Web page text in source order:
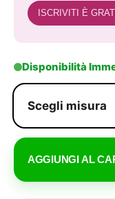
ISCRIVITI È
Disponibilità
Scegli misura
AGGIUNGI AL